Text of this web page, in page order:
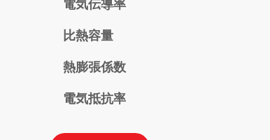
電気伝導率
比熱容量
熱膨張係数
電気抵抗率